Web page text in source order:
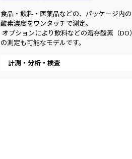
食品・飲料・医薬品などの、パッケージ内の
酸素濃度をワンタッチで測定。
オプションにより飲料などの溶存酸素（DO）
の測定も可能なモデルです。
計測・分析・検査